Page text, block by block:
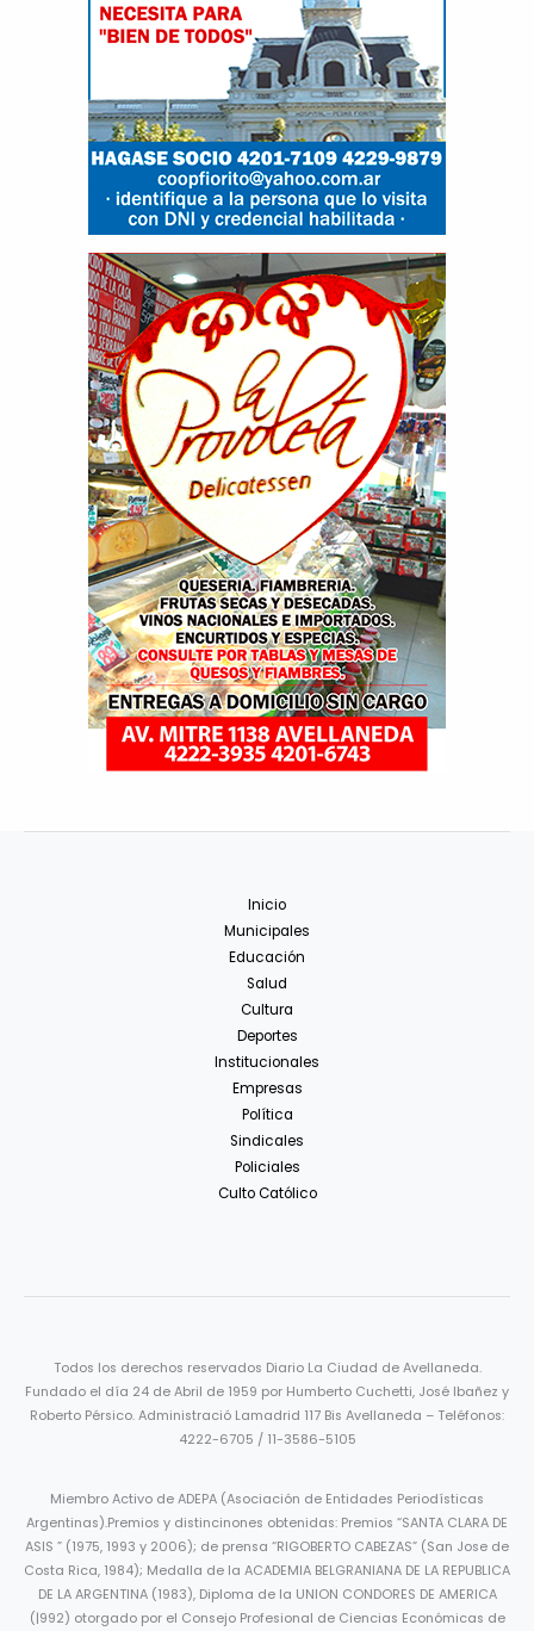
Inicio
Municipales
Educación
Salud
Cultura
Deportes
Institucionales
Empresas
Política
Sindicales
Policiales
Culto Católico
Todos los derechos reservados Diario La Ciudad de Avellaneda.
Fundado el día 24 de Abril de 1959 por Humberto Cuchetti, José Ibañez y
Roberto Pérsico. Administració Lamadrid 117 Bis Avellaneda – Teléfonos:
4222-6705 / 11-3586-5105
Miembro Activo de ADEPA (Asociación de Entidades Periodísticas
Argentinas).Premios y distincinones obtenidas: Premios “SANTA CLARA DE
ASIS ” (1975, 1993 y 2006); de prensa “RIGOBERTO CABEZAS” (San Jose de
Costa Rica, 1984); Medalla de la ACADEMIA BELGRANIANA DE LA REPUBLICA
DE LA ARGENTINA (1983), Diploma de la UNION CONDORES DE AMERICA
(|992) otorgado por el Consejo Profesional de Ciencias Económicas de